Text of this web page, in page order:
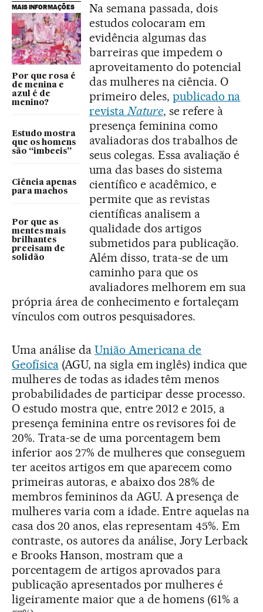
MAIS INFORMAÇÕES
Por que rosa é
de menina e
azul é de
menino?
Estudo mostra
que os homens
são “imbecis”
Ciência apenas
para machos
Por que as
mentes mais
brilhantes
precisam de
solidão
Na semana passada, dois
estudos colocaram em
evidência algumas das
barreiras que impedem o
aproveitamento do potencial
das mulheres na ciência. O
primeiro deles, publicado na
revista Nature, se refere à
presença feminina como
avaliadoras dos trabalhos de
seus colegas. Essa avaliação é
uma das bases do sistema
científico e acadêmico, e
permite que as revistas
científicas analisem a
qualidade dos artigos
submetidos para publicação.
Além disso, trata-se de um
caminho para que os
avaliadores melhorem em sua
própria área de conhecimento e fortaleçam
vínculos com outros pesquisadores.
Uma análise da União Americana de
Geofísica(AGU, na sigla em inglês) indica que
mulheres de todas as idades têm menos
probabilidades de participar desse processo.
O estudo mostra que, entre 2012 e 2015, a
presença feminina entre os revisores foi de
20%. Trata-se de uma porcentagem bem
inferior aos 27% de mulheres que conseguem
ter aceitos artigos em que aparecem como
primeiras autoras, e abaixo dos 28% de
membros femininos da AGU. A presença de
mulheres varia com a idade. Entre aquelas na
casa dos 20 anos, elas representam 45%. Em
contraste, os autores da análise, Jory Lerback
e Brooks Hanson, mostram que a
porcentagem de artigos aprovados para
publicação apresentados por mulheres é
ligeiramente maior que a de homens (61% a